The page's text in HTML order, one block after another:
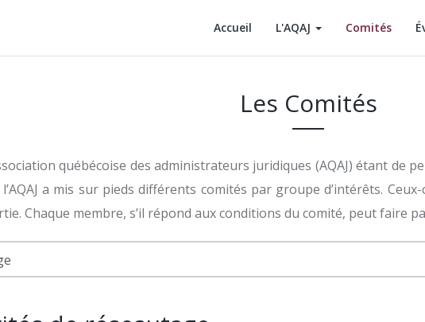
Accueil L'AQAJ Comités
Les Comités
québécoise des administrateurs juridiques (AQAJ) étant de
a mis sur pieds différents comités par groupe d’intérêts.
Chaque membre, s’il répond aux conditions du comité, peut faire